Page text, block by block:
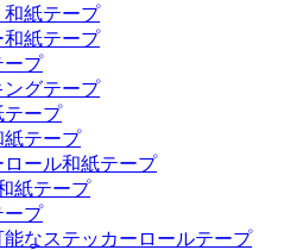
和紙テープ
和紙テープ
ープ
グテープ
テープ
紙テープ
ロール和紙テープ
紙テープ
ープ
なステッカーロールテープ